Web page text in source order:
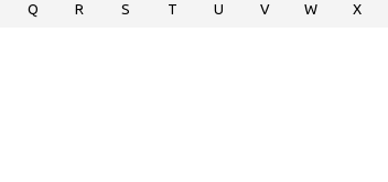
Q R S T U V W X